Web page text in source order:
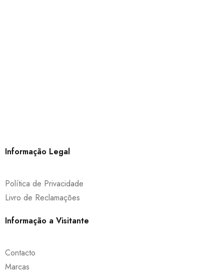
Informação Legal
Política de Privacidade
Livro de Reclamações
Informação a Visitante
Contacto
Marcas